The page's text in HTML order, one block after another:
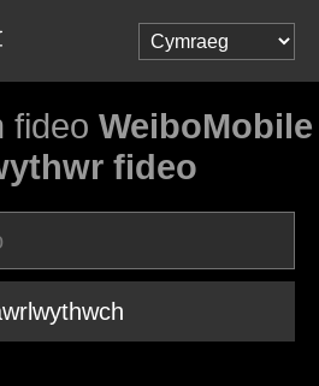
fideo WeiboMobile
fideo